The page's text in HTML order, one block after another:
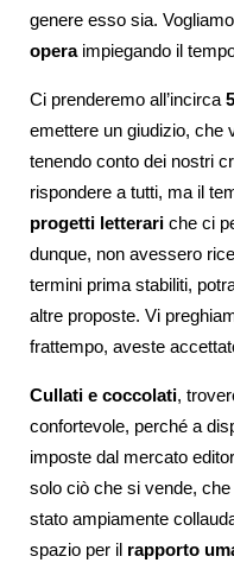
genere esso sia.
operaimpiegando il
Ci prenderemo all’incirca
emettere un giudizio, che
tenendo conto dei nostri
rispondere a tutti, ma il
progetti letterari che ci
dunque, non avessero
termini prima stabiliti,
altre proposte. Vi
frattempo, aveste
Cullati e coccolati,
confortevole, perché a
imposte dal mercato
solo ciò che si vende,
stato ampiamente
spazio per il rapporto